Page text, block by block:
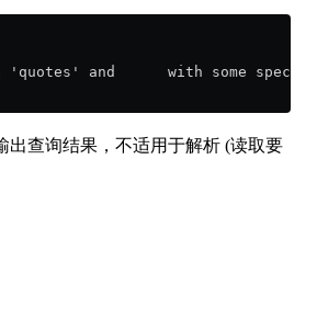
and      with some special
出查询结果，不适用于解析 (读取要